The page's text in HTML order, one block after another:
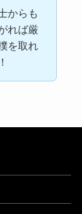
からも
れば厳
を取れ